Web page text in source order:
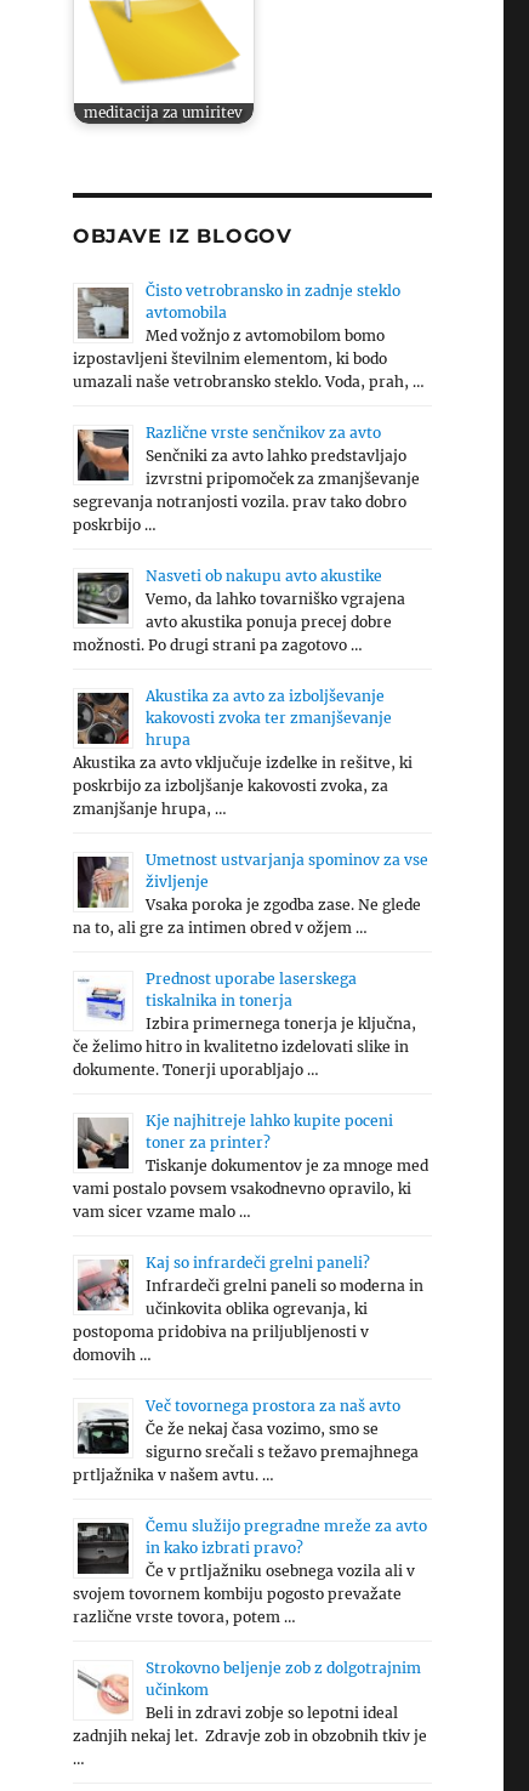
meditacija za umiritev
OBJAVE IZ BLOGOV
Čisto vetrobransko in zadnje steklo
avtomobila
Med vožnjo z avtomobilom bomo
izpostavljeni številnim elementom, ki bodo
umazali naše vetrobransko steklo. Voda, prah, …
Različne vrste senčnikov za avto
Senčniki za avto lahko predstavljajo
izvrstni pripomoček za zmanjševanje
segrevanja notranjosti vozila. prav tako dobro
poskrbijo …
Nasveti ob nakupu avto akustike
Vemo, da lahko tovarniško vgrajena
avto akustika ponuja precej dobre
možnosti. Po drugi strani pa zagotovo …
Akustika za avto za izboljševanje
kakovosti zvoka ter zmanjševanje
hrupa
Akustika za avto vključuje izdelke in rešitve, ki
poskrbijo za izboljšanje kakovosti zvoka, za
zmanjšanje hrupa, …
Umetnost ustvarjanja spominov za vse
življenje
Vsaka poroka je zgodba zase. Ne glede
na to, ali gre za intimen obred v ožjem …
Prednost uporabe laserskega
tiskalnika in tonerja
Izbira primernega tonerja je ključna,
če želimo hitro in kvalitetno izdelovati slike in
dokumente. Tonerji uporabljajo …
Kje najhitreje lahko kupite poceni
toner za printer?
Tiskanje dokumentov je za mnoge med
vami postalo povsem vsakodnevno opravilo, ki
vam sicer vzame malo …
Kaj so infrardeči grelni paneli?
Infrardeči grelni paneli so moderna in
učinkovita oblika ogrevanja, ki
postopoma pridobiva na priljubljenosti v
domovih …
Več tovornega prostora za naš avto
Če že nekaj časa vozimo, smo se
sigurno srečali s težavo premajhnega
prtljažnika v našem avtu. …
Čemu služijo pregradne mreže za avto
in kako izbrati pravo?
Če v prtljažniku osebnega vozila ali v
svojem tovornem kombiju pogosto prevažate
različne vrste tovora, potem …
Strokovno beljenje zob z dolgotrajnim
učinkom
Beli in zdravi zobje so lepotni ideal
zadnjih nekaj let. Zdravje zob in obzobnih tkiv je
…